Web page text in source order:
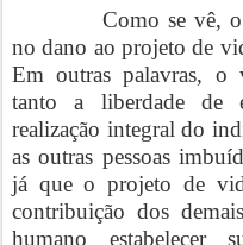
Como se vê,
no dano ao projeto de
Em outras palavras, o
tanto a liberdade de
realização integral do
as outras pessoas
já que o projeto de
contribuição dos
humano